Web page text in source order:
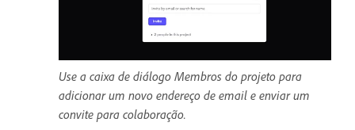
Use a caixa de diálogo Membros do projeto para
adicionar um novo endereço de email e enviar um
convite para colaboração.